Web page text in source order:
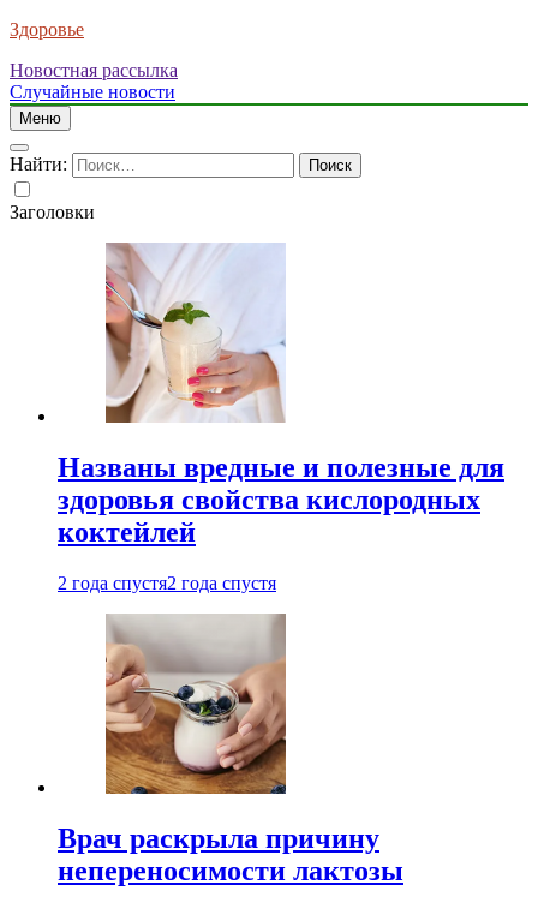
Здоровье
Новостная рассылка
Случайные новости
Меню
Найти:
Заголовки
Названы вредные и полезные для
здоровья свойства кислородных
коктейлей
2 года спустя2 года спустя
Врач раскрыла причину
непереносимости лактозы